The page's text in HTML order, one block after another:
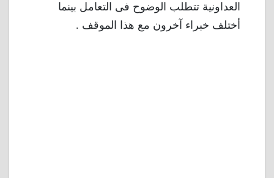
العداونية تتطلب الوضوح فى التعامل بينما
أختلف خبراء آخرون مع هذا الموقف .